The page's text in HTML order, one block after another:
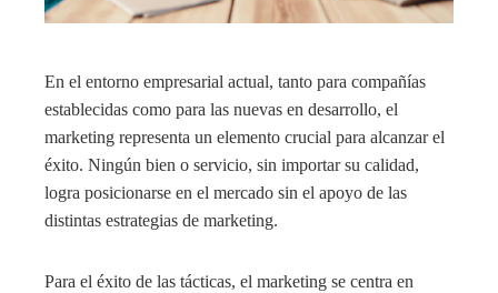
En el entorno empresarial actual, tanto para compañías
establecidas como para las nuevas en desarrollo, el
marketing representa un elemento crucial para alcanzar el
éxito. Ningún bien o servicio, sin importar su calidad,
logra posicionarse en el mercado sin el apoyo de las
distintas estrategias de marketing.
Para el éxito de las tácticas, el marketing se centra en